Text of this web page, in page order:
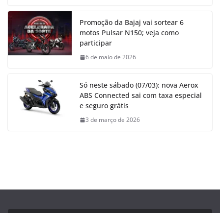
Promoção da Bajaj vai sortear 6
motos Pulsar N150; veja como
participar
6 de maio de 2026
Só neste sábado (07/03): nova Aerox
ABS Connected sai com taxa especial
e seguro grátis
3 de março de 2026